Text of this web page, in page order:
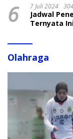
6 7 Juli 2024
Jadwal
Ternyata
Olahraga